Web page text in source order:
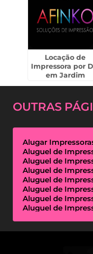
Locação de
Impressora por
em Jardim
Bonfiglioli
OUTRAS
Alugar
Aluguel de
Aluguel de
Aluguel de
Aluguel de
Aluguel de
Aluguel de
Aluguel de